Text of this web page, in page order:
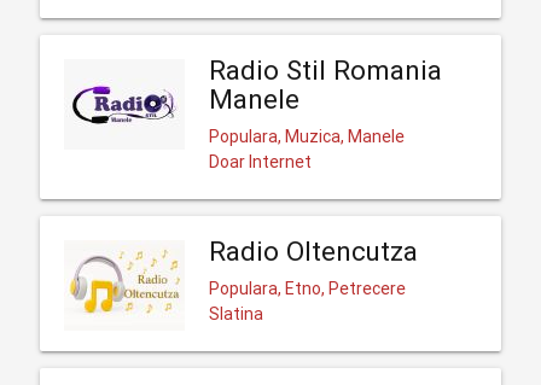
Radio Stil Romania
Manele
Populara, Muzica, Manele
Doar Internet
Radio Oltencutza
Populara, Etno, Petrecere
Slatina